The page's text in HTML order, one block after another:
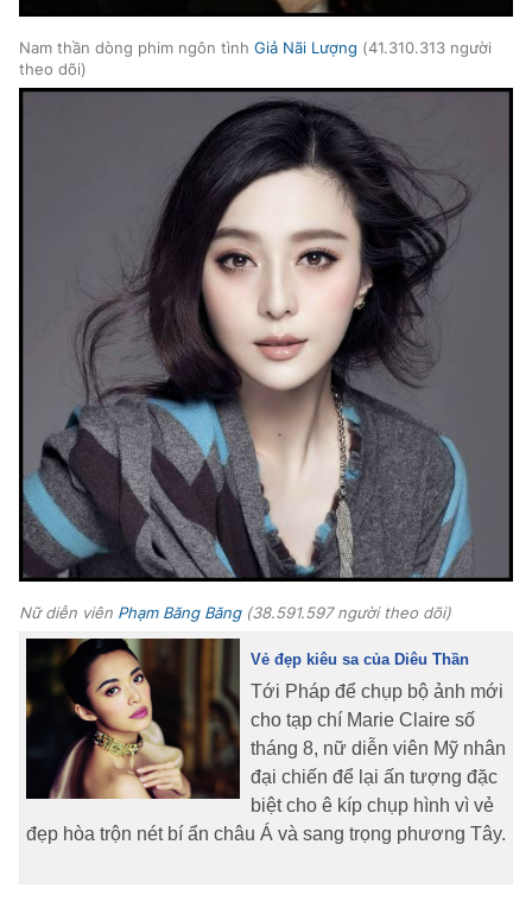
Nam thần dòng phim ngôn tình Giả Nãi Lượng (41.310.313 người
theo dõi)
Nữ diễn viên Phạm Băng Băng(38.591.597 người theo dõi)
Vẻ đẹp kiêu sa của Diêu Thần
Tới Pháp để chụp bộ ảnh mới
cho tạp chí Marie Claire số
tháng 8, nữ diễn viên Mỹ nhân
đại chiến để lại ấn tượng đặc
biệt cho ê kíp chụp hình vì vẻ
đẹp hòa trộn nét bí ẩn châu Á và sang trọng phương Tây.